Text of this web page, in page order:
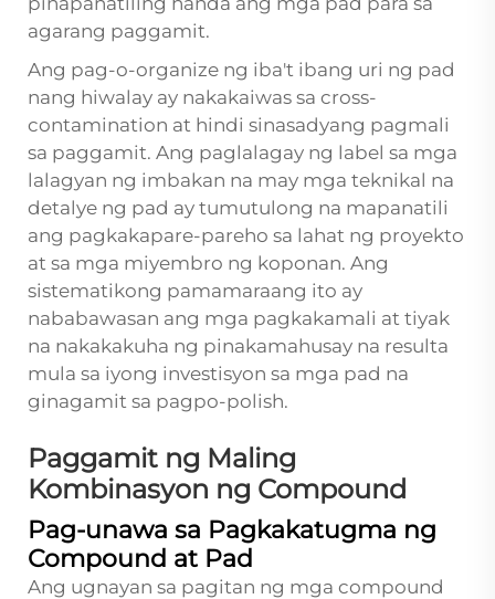
agarang paggamit.
Ang pag-o-organize ng iba't ibang uri ng pad
nang hiwalay ay nakakaiwas sa cross-
contamination at hindi sinasadyang pagmali
sa paggamit. Ang paglalagay ng label sa mga
lalagyan ng imbakan na may mga teknikal na
detalye ng pad ay tumutulong na mapanatili
ang pagkakapare-pareho sa lahat ng proyekto
at sa mga miyembro ng koponan. Ang
sistematikong pamamaraang ito ay
nababawasan ang mga pagkakamali at tiyak
na nakakakuha ng pinakamahusay na resulta
mula sa iyong investisyon sa mga pad na
ginagamit sa pagpo-polish.
Paggamit ng Maling
Kombinasyon ng Compound
Pag-unawa sa Pagkakatugma ng
Compound at Pad
Ang ugnayan sa pagitan ng mga compound